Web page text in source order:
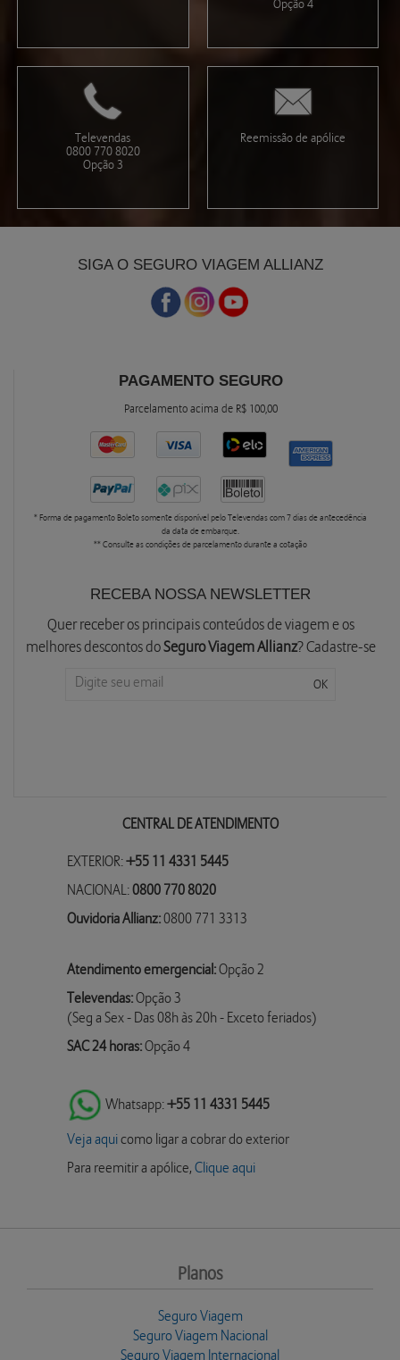
Opção 4
Televendas
0800 770 8020
Opção 3
Reemissão de apólice
SIGA O SEGURO VIAGEM ALLIANZ
PAGAMENTO SEGURO
Parcelamento acima de R$ 100,00
* Forma de pagamento Boleto somente disponível pelo Televendas com 7 dias de antecedência
da data de embarque.
** Consulte as condições de parcelamento durante a cotação
RECEBA NOSSA NEWSLETTER
Quer receber os principais conteúdos de viagem e os
melhores descontos doSeguro Viagem Allianz? Cadastre-se
CENTRAL DE ATENDIMENTO
EXTERIOR:+55 11 4331 5445
NACIONAL:0800 770 8020
Ouvidoria Allianz:0800 771 3313
Atendimento emergencial:Opção 2
Televendas:Opção 3
(Seg a Sex - Das 08h às 20h - Exceto feriados)
SAC 24 horas:Opção 4
Whatsapp:+55 11 4331 5445
Veja aquicomo ligar a cobrar do exterior
Para reemitir a apólice,Clique aqui
Planos
Seguro Viagem
Seguro Viagem Nacional